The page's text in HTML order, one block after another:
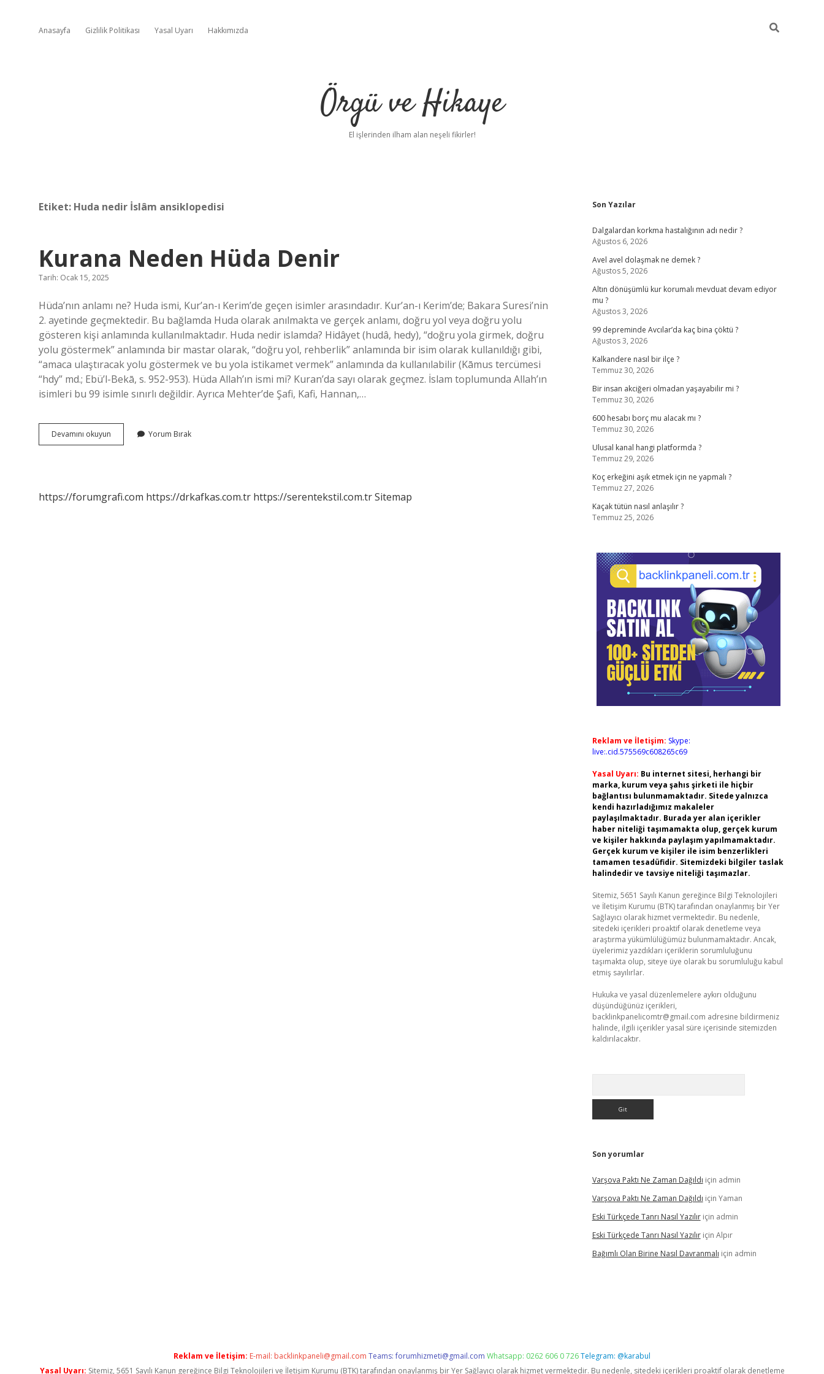
Anasayfa Gizlilik Politikası Yasal Uyarı Hakkımızda
Örgü ve Hikaye
El işlerinden ilham alan neşeli fikirler!
Etiket: Huda nedir İslâm ansiklopedisi
Kurana Neden Hüda Denir
Tarih: Ocak 15, 2025
Hüda’nın anlamı ne? Huda ismi, Kur’an-ı Kerim’de geçen isimler arasındadır. Kur’an-ı Kerim’de; Bakara Suresi’nin
2. ayetinde geçmektedir. Bu bağlamda Huda olarak anılmakta ve gerçek anlamı, doğru yol veya doğru yolu
gösteren kişi anlamında kullanılmaktadır. Huda nedir islamda? Hidâyet (hudâ, hedy), “doğru yola girmek, doğru
yolu göstermek” anlamında bir mastar olarak, “doğru yol, rehberlik” anlamında bir isim olarak kullanıldığı gibi,
“amaca ulaştıracak yolu göstermek ve bu yola istikamet vermek” anlamında da kullanılabilir (Kāmus tercümesi
“hdy” md.; Ebü’l-Bekā, s. 952-953). Hüda Allah’ın ismi mi? Kuran’da sayı olarak geçmez. İslam toplumunda Allah’ın
isimleri bu 99 isimle sınırlı değildir. Ayrıca Mehter’de Şafi, Kafi, Hannan,…
Devamını okuyun
Neden
Yorum Bırak
https://forumgrafi.com https://drkafkas.com.tr https://serentekstil.com.trSitemap
Sidebar
Son Yazılar
Dalgalardan korkma hastalığının adı nedir ?
Ağustos 6, 2026
Avel avel dolaşmak ne demek ?
Ağustos 5, 2026
Altın dönüşümlü kur korumalı mevduat devam ediyor
mu ?
Ağustos 3, 2026
99 depreminde Avcılar’da kaç bina çöktü ?
Ağustos 3, 2026
Kalkandere nasıl bir ilçe ?
Temmuz 30, 2026
Bir insan akciğeri olmadan yaşayabilir mi ?
Temmuz 30, 2026
600 hesabı borç mu alacak mı ?
Temmuz 30, 2026
Ulusal kanal hangi platformda ?
Temmuz 29, 2026
Koç erkeğini aşık etmek için ne yapmalı ?
Temmuz 27, 2026
Kaçak tütün nasıl anlaşılır ?
Temmuz 25, 2026
Reklam ve İletişim: Skype:
live:.cid.575569c608265c69
Yasal Uyarı: Bu internet sitesi, herhangi bir
marka, kurum veya şahıs şirketi ile hiçbir
bağlantısı bulunmamaktadır. Sitede yalnızca
kendi hazırladığımız makaleler
paylaşılmaktadır. Burada yer alan içerikler
haber niteliği taşımamakta olup, gerçek kurum
ve kişiler hakkında paylaşım yapılmamaktadır.
Gerçek kurum ve kişiler ile isim benzerlikleri
tamamen tesadüfidir. Sitemizdeki bilgiler taslak
halindedir ve tavsiye niteliği taşımazlar.
Sitemiz, 5651 Sayılı Kanun gereğince Bilgi Teknolojileri
ve İletişim Kurumu (BTK) tarafından onaylanmış bir Yer
Sağlayıcı olarak hizmet vermektedir. Bu nedenle,
sitedeki içerikleri proaktif olarak denetleme veya
araştırma yükümlülüğümüz bulunmamaktadır. Ancak,
üyelerimiz yazdıkları içeriklerin sorumluluğunu
taşımakta olup, siteye üye olarak bu sorumluluğu kabul
etmiş sayılırlar.
Hukuka ve yasal düzenlemelere aykırı olduğunu
düşündüğünüz içerikleri,
backlinkpanelicomtr@gmail.com adresine bildirmeniz
halinde, ilgili içerikler yasal süre içerisinde sitemizden
kaldırılacaktır.
Son yorumlar
Varşova Paktı Ne Zaman Dağıldı için admin
Varşova Paktı Ne Zaman Dağıldı için Yaman
Eski Türkçede Tanrı Nasıl Yazılıriçin admin
Eski Türkçede Tanrı Nasıl Yazılıriçin Alpır
Bağımlı Olan Birine Nasıl Davranmalı için admin
Reklam ve İletişim: E-mail: backlinkpaneli@gmail.com Teams:forumhizmeti@gmail.com Whatsapp: 0262 606 0 726Telegram: @karabul
Yasal Uyarı: Sitemiz, 5651 Sayılı Kanun gereğince Bilgi Teknolojileri ve İletişim Kurumu (BTK) tarafından onaylanmış bir Yer Sağlayıcı olarak hizmet vermektedir. Bu nedenle, sitedeki içerikleri proaktif olarak denetleme